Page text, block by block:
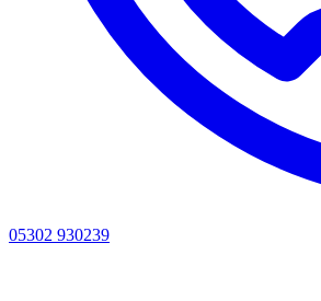
05302 930239